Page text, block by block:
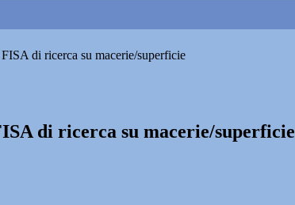
di ricerca su macerie/superficie
di ricerca su macerie/superficie